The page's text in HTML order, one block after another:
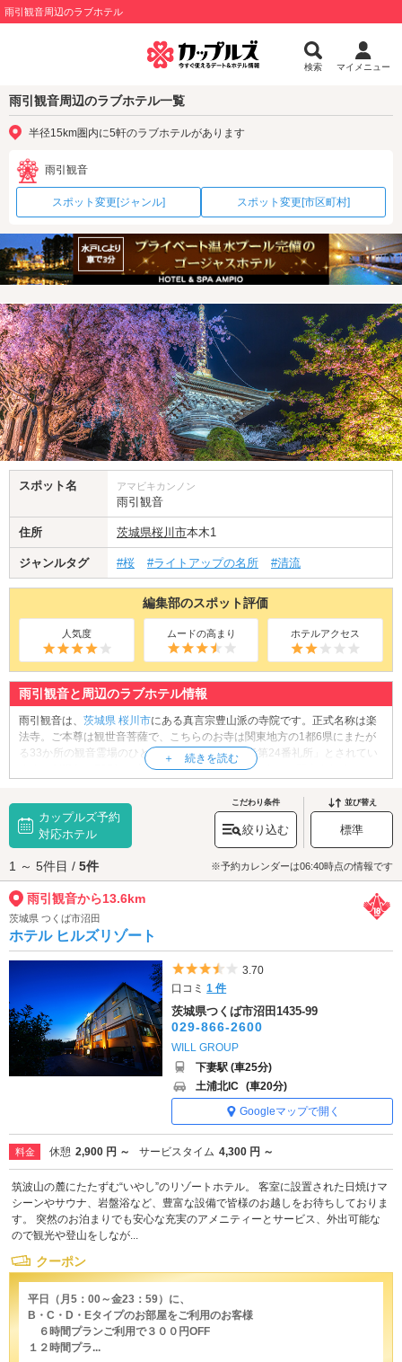
雨引観音周辺のラブホテル
検索 マイメニュー
雨引観音周辺のラブホテル一覧
半径15km圏内に5軒のラブホテルがあります
雨引観音
スポット変更[ジャンル] スポット変更[市区町村]
スポット名 アマビキカンノン
雨引観音
住所 茨城県桜川市本木1
ジャンルタグ #桜 #ライトアップの名所 #清流
編集部のスポット評価
人気度 ムードの高まり ホテルアクセス
雨引観音と周辺のラブホテル情報
雨引観音は、 茨城県 桜川市にある真言宗豊山派の寺院です。正式名称は楽
法寺。ご本尊は観世音菩薩で、こちらのお寺は関東地方の1都6県にまたが
る33か所の観音霊場のひとつ、「坂東三十三観音第24番礼所」とされてい
ます。創建年は587年。中国出身の法輪独守居士によって開山されました。
ています。花見の名所でもあり、サクラ、ツツジ、ボタン、アジサイな
ど、季節ごとに様々な花が境内を彩ります。また、クジャクやアヒルなど
が放し飼いにされており、参拝者を楽しませています。お寺に手を合わせ
たら境内を散策してみましょう。
雨引観音へは、筑西・桜川エリアのラブホテルからもアクセスが便利で
す。
カップルズ予約
対応ホテル
こだわり条件
絞り込む
並び替え
標準
1 ～ 5件目 / 5件 ※予約カレンダーは06:40時点の情報です
雨引観音から13.6km
茨城県 つくば市沼田
ホテル ヒルズリゾート
5つ星のうち3.5
3.70
口コミ1 件
茨城県つくば市沼田1435-99
029-866-2600
WILL GROUP
下妻駅 (車25分)
土浦北IC (車20分)
Googleマップで開く
料金 休憩 2,900 円 ～ サービスタイム 4,300 円 ～
筑波山の麓にたたずむ“いやし”のリゾートホテル。 客室に設置された日焼けマ
シーンやサウナ、岩盤浴など、豊富な設備で皆様のお越しをお待ちしておりま
す。 突然のお泊まりでも安心な充実のアメニティーとサービス、外出可能な
ので観光や登山をしなが...
クーポン
平日（月5：00～金23：59）に、
B・C・D・Eタイプのお部屋をご利用のお客様
６時間プランご利用で３００円OFF
１２時間プラ...